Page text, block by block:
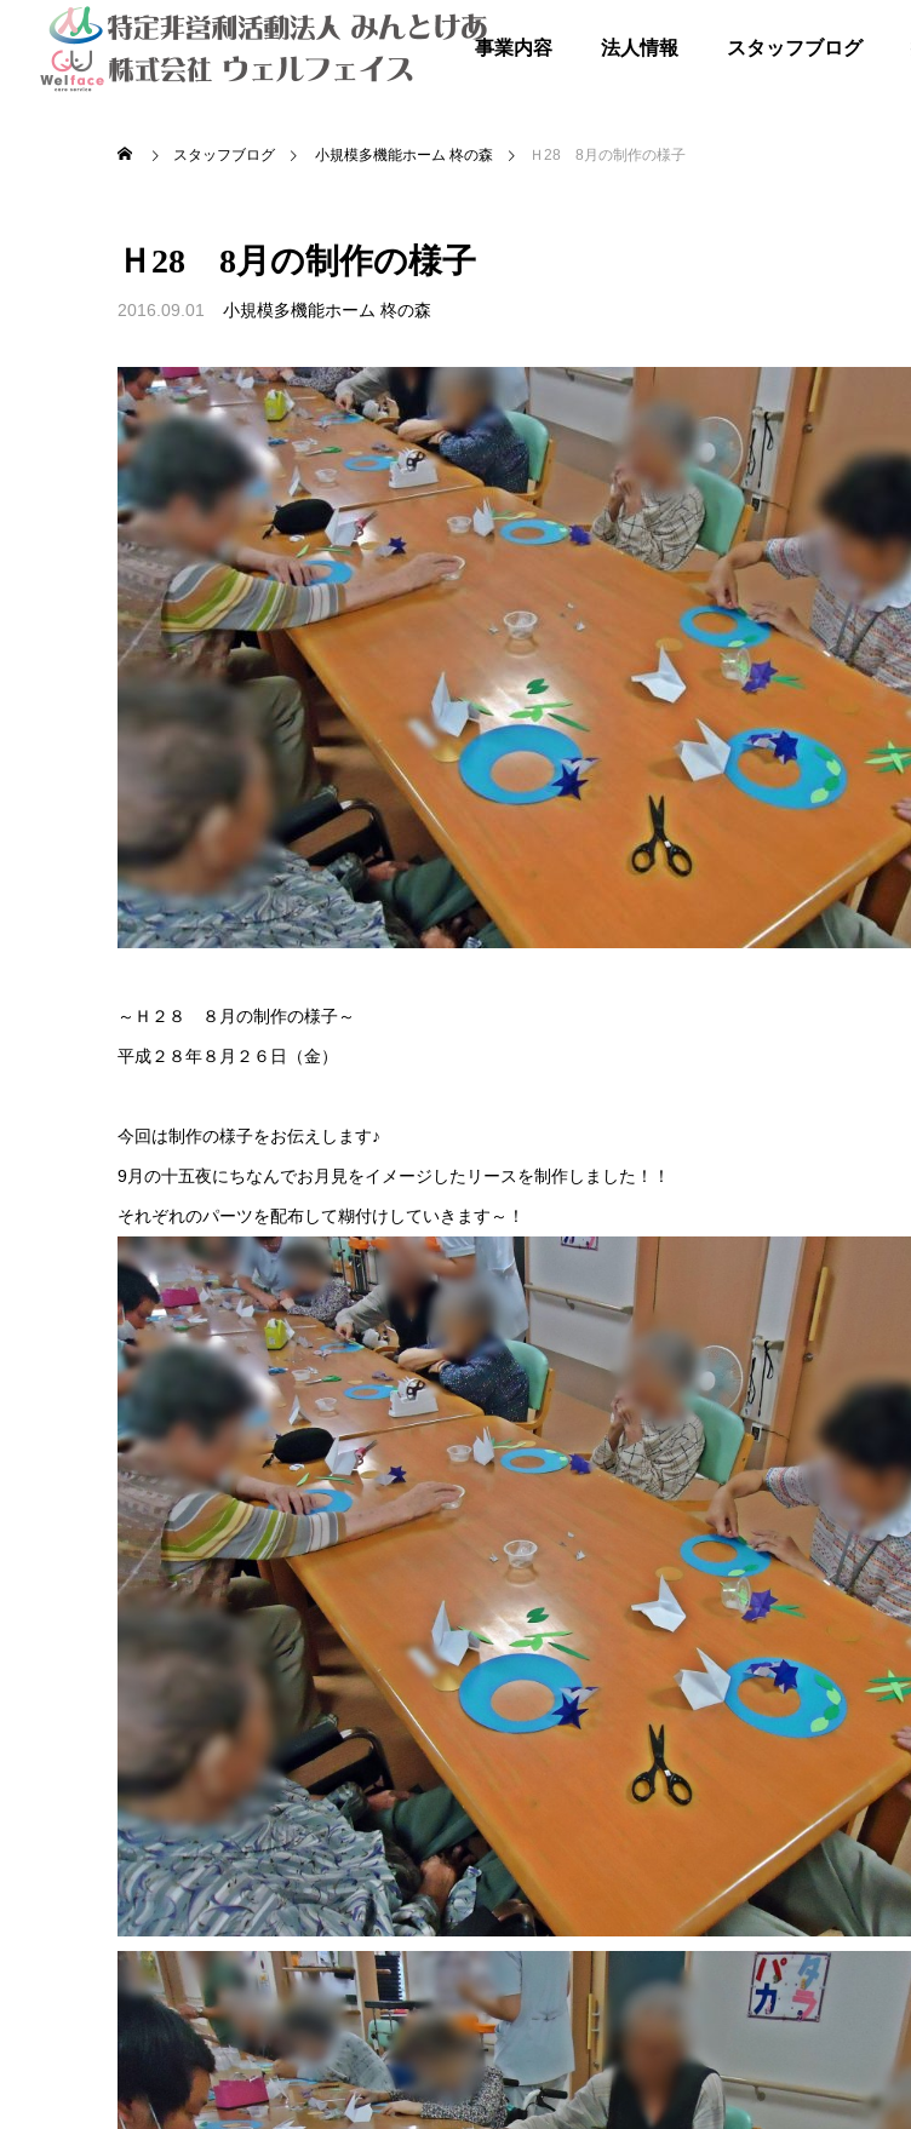
事業内容 法人情報 スタッフブログ
秋のドライブ
高齢者等共同住宅 みんとの里
青空散髪
高齢者等共同住宅 みんとの里 高齢者
スタッフブログ 小規模多機能ホーム 柊の森 Ｈ28 8月の制作の様子
Ｈ28 8月の制作の様子
2016.09.01 小規模多機能ホーム 柊の森
～Ｈ２８ ８月の制作の様子～
平成２８年８月２６日（金）
今回は制作の様子をお伝えします♪
9月の十五夜にちなんでお月見をイメージしたリースを制作しました！！
それぞれのパーツを配布して糊付けしていきます～！
平成28年2月 節分 北交ハイヤー慰問 みんとの里